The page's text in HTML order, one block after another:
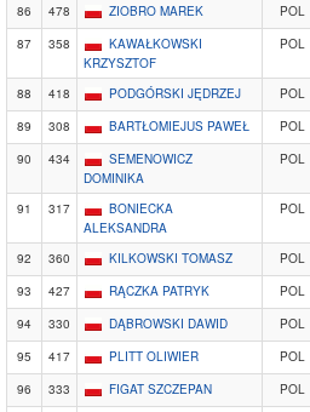
86
478 ZIOBRO MAREK POL
87
358
KAWAŁKOWSKI
KRZYSZTOF
POL
88 418 PODGÓRSKI JĘDRZEJ POL
89
308 BARTŁOMIEJUS PAWEŁ POL
90
434
SEMENOWICZ
DOMINIKA
POL
91 317
BONIECKA
ALEKSANDRA
POL
92 360 KILKOWSKI TOMASZ POL
93
427 RĄCZKA PATRYK POL
94
330 DĄBROWSKI DAWID POL
95
417 PLITT OLIWIER POL
96
333 FIGAT SZCZEPAN POL